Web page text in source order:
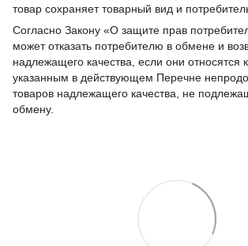
товар сохраняет товарный вид и
Согласно Закону «О защите прав
может отказать потребителю в обмене и
надлежащего качества, если они относятся к
указанным в действующем Перечне
товаров надлежащего качества, не
обмену.